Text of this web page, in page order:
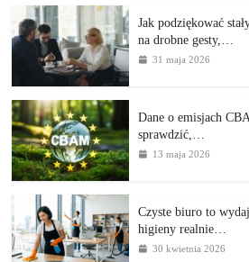
Jak podziękować
na drobne gesty,…
31 maja 2026
Dane o emisjach
sprawdzić,…
13 maja 2026
Czyste biuro to
higieny realnie…
30 kwietnia 2026